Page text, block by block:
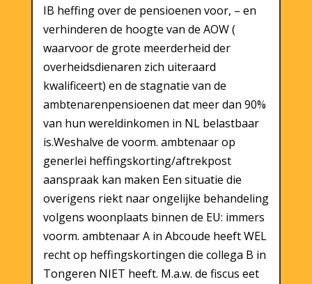
IB heffing over de pensioenen voor, – en
verhinderen de hoogte van de AOW (
waarvoor de grote meerderheid der
overheidsdienaren zich uiteraard
kwalificeert) en de stagnatie van de
ambtenarenpensioenen dat meer dan 90%
van hun wereldinkomen in NL belastbaar
is.Weshalve de voorm. ambtenaar op
generlei heffingskorting/aftrekpost
aanspraak kan maken Een situatie die
overigens riekt naar ongelijke behandeling
volgens woonplaats binnen de EU: immers
voorm. ambtenaar A in Abcoude heeft WEL
recht op heffingskortingen die collega B in
Tongeren NIET heeft. M.a.w. de fiscus eet